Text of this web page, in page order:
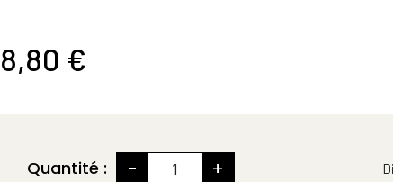
8,80 €
Quantité : - +